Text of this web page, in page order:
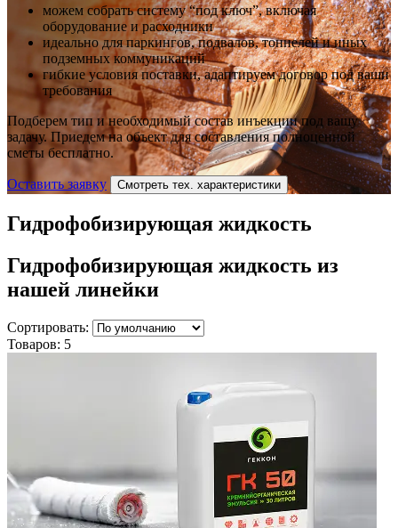
можем собрать систему “под ключ”, включая
оборудование и расходники
идеально для паркингов, подвалов, тоннелей и иных
подземных коммуникаций
гибкие условия поставки, адаптируем договор под ваши
требования
Подберем тип и необходимый состав инъекции под вашу
задачу. Приедем на объект для составления полноценной
сметы бесплатно.
Оставить заявку Смотреть тех. характеристики
Гидрофобизирующая жидкость
Гидрофобизирующая жидкость из
нашей линейки
Сортировать:
Товаров: 5